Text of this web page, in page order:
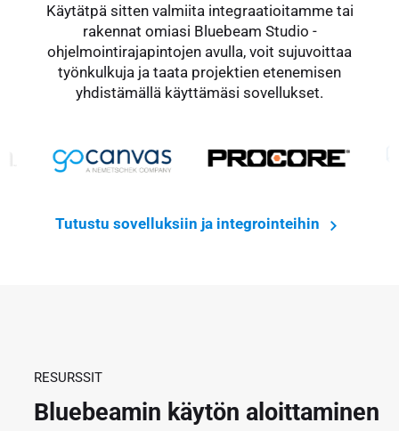
Käytätpä sitten valmiita integraatioitamme tai
rakennat omiasi Bluebeam Studio -
ohjelmointirajapintojen avulla, voit sujuvoittaa
työnkulkuja ja taata projektien etenemisen
yhdistämällä käyttämäsi sovellukset.
Tutustu sovelluksiin ja integrointeihin
RESURSSIT
Bluebeamin käytön aloittaminen